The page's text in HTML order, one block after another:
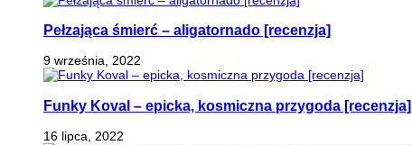
Pełzająca śmierć – aligatornado [recenzja]
9 września, 2022
Funky Koval – epicka, kosmiczna przygoda [recenzja]
16 lipca, 2022